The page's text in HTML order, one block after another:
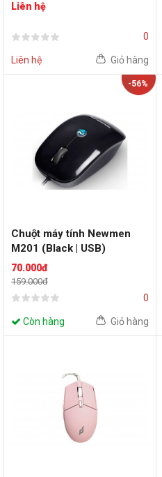
Liên hệ
0
Liên hệ Giỏ hàng
-56%
Chuột máy tính Newmen
M201 (Black | USB)
70.000đ
159.000đ
0
Còn hàng Giỏ hàng